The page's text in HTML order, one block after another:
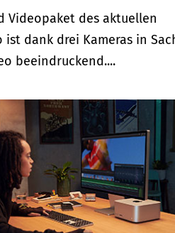
Videopaket des aktuellen
ist dank drei Kameras in
beeindruckend....